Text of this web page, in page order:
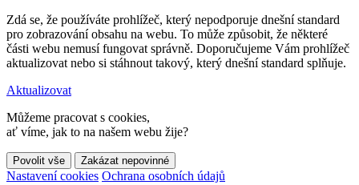
Zdá se, že používáte prohlížeč, který nepodporuje dnešní standard
pro zobrazování obsahu na webu. To může způsobit, že některé
části webu nemusí fungovat správně. Doporučujeme Vám prohlížeč
aktualizovat nebo si stáhnout takový, který dnešní standard splňuje.
Aktualizovat
Můžeme pracovat s cookies,
ať víme, jak to na našem webu žije?
Nastavení cookies Ochrana osobních údajů